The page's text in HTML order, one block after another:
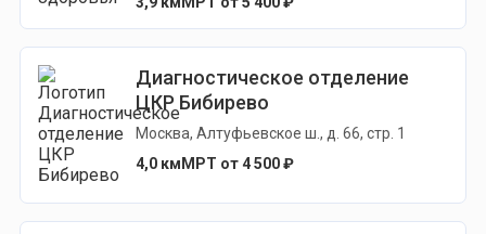
Диагностическое отделение
ЦКР Бибирево
Москва, Алтуфьевское ш., д. 66, стр. 1
4,0 км МРТ от 4 500 ₽